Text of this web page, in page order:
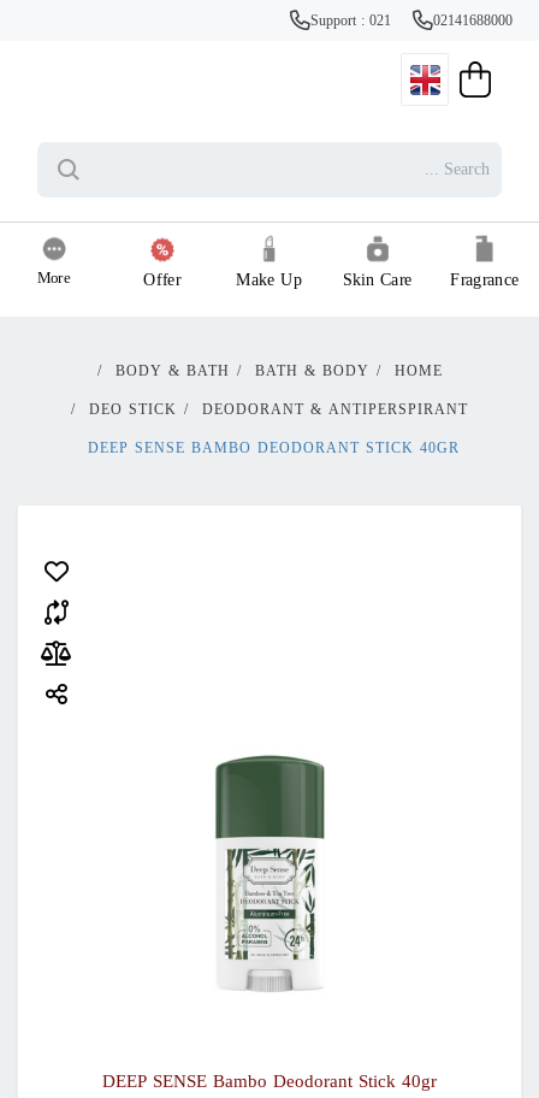
Support : 021 02141688000
Fragrance
Skin Care
Make Up
Offer
More
HOME
/
BATH & BODY
/
BODY & BATH
/
DEODORANT & ANTIPERSPIRANT
/
DEO STICK
/
DEEP SENSE BAMBO DEODORANT STICK 40GR
DEEP SENSE Bambo Deodorant Stick 40gr